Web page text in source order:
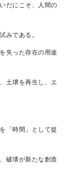
だにこそ、人間の
みである。
失った存在の用途
土壌を再生し、エ
「時間」として捉
破壊が新たな創造